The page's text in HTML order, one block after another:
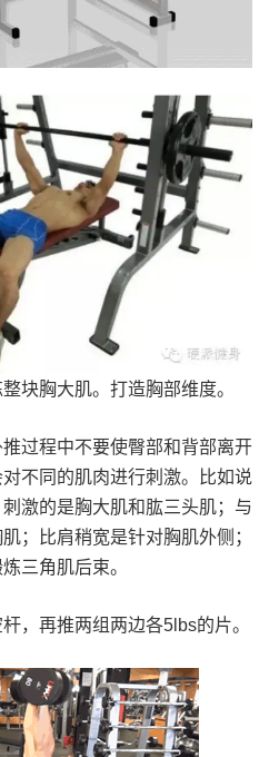
块胸大肌。打造胸部维度。
过程中不要使臀部和背部离开
不同的肌肉进行刺激。比如说
激的是胸大肌和肱三头肌；与
；比肩稍宽是针对胸肌外侧；
三角肌后束。
，再推两组两边各5lbs的片。